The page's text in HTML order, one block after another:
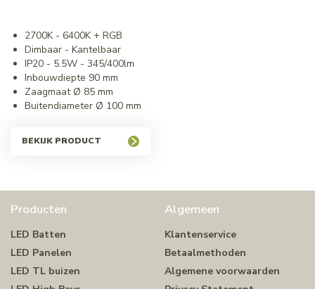
2700K - 6400K + RGB
Dimbaar - Kantelbaar
IP20 - 5.5W - 345/400lm
Inbouwdiepte 90 mm
Zaagmaat Ø 85 mm
Buitendiameter Ø 100 mm
BEKIJK PRODUCT
Producten
LED Batten
LED Panelen
LED TL buizen
Algemeen
Klantenservice
Betaalmethoden
Algemene voorwaarden